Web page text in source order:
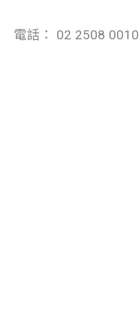
電話： 02 2508 0010